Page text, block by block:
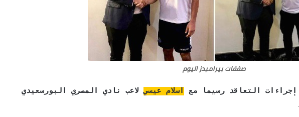
صفقات بيراميدز اليوم
التعاقد رسيما مع اسلام عيسيلاعب نادي المصري البورسعيدي